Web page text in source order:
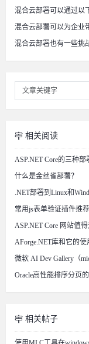
混合云部署可以通过以
混合云部署可以为企业
混合云部署也有一些挑
相关阅读
ASP.NET Core的三种部
什么是金丝雀部署？
.NET部署到Linux和
常用js表单验证插件推荐
ASP.NET Core 网站值
AForge.NET库和它的使
微软 AI Dev Gallery（
Oracle高性能排序分页
相关帖子